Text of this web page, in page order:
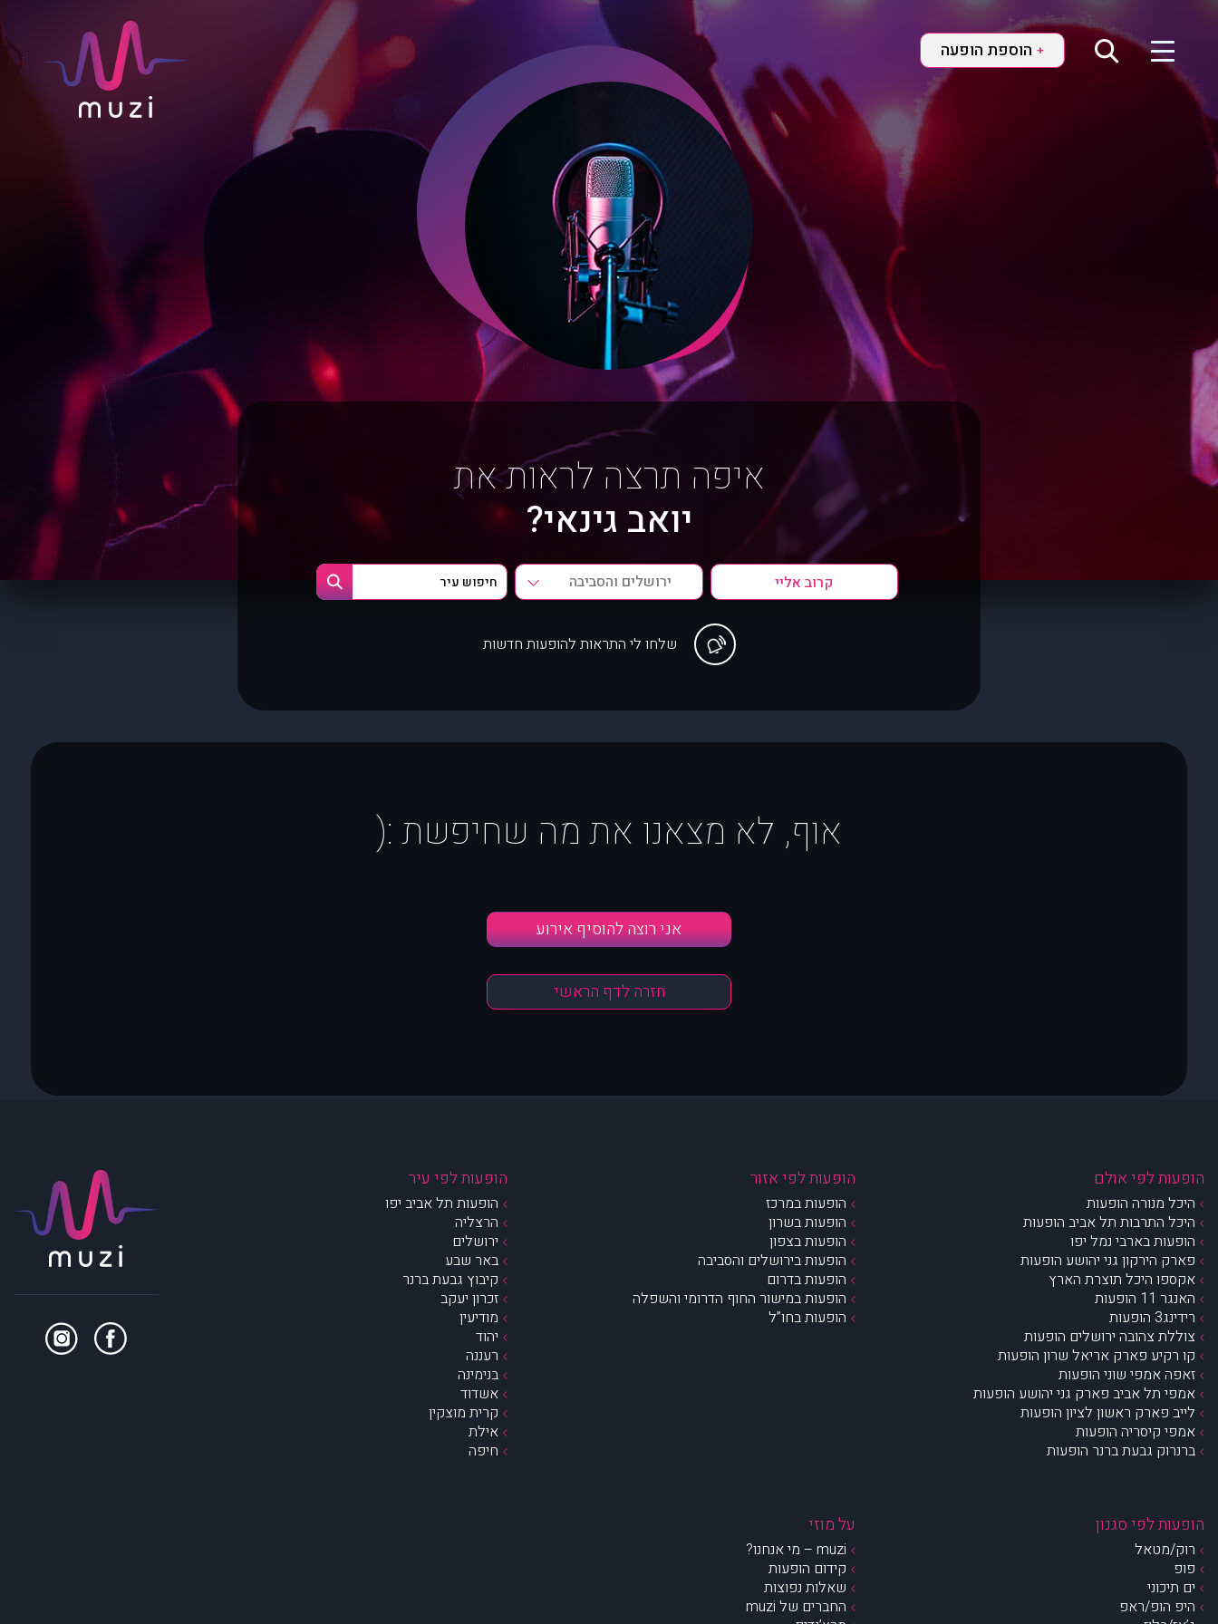
+ הוספת הופעה
איפה תרצה לראות את
יואב גינאי?
ירושלים והסביבה
שלחו לי התראות להופעות חדשות
אוף, לא מצאנו את מה שחיפשת :(
אני רוצה להוסיף אירוע
חזרה לדף הראשי
הופעות לפי אולם
היכל מנורה הופעות
היכל התרבות תל אביב הופעות
הופעות בארבי נמל יפו
פארק הירקון גני יהושע הופעות
אקספו היכל תוצרת הארץ
האנגר 11 הופעות
רידינג3 הופעות
צוללת צהובה ירושלים הופעות
קו רקיע פארק אריאל שרון הופעות
זאפה אמפי שוני הופעות
אמפי תל אביב פארק גני יהושע הופעות
לייב פארק ראשון לציון הופעות
אמפי קיסריה הופעות
ברנרוק גבעת ברנר הופעות
הופעות לפי אזור
הופעות במרכז
הופעות בשרון
הופעות בצפון
הופעות בירושלים והסביבה
הופעות בדרום
הופעות במישור החוף הדרומי והשפלה
הופעות בחו”ל
הופעות לפי עיר
הופעות תל אביב יפו
הרצליה
ירושלים
באר שבע
קיבוץ גבעת ברנר
זכרון יעקב
מודיעין
יהוד
רעננה
בנימינה
אשדוד
קרית מוצקין
אילת
חיפה
הופעות לפי סגנון
רוק/מטאל
פופ
ים תיכוני
היפ הופ/ראפ
על מוזי
muzi – מי אנחנו?
קידום הופעות
שאלות נפוצות
החברים של muzi